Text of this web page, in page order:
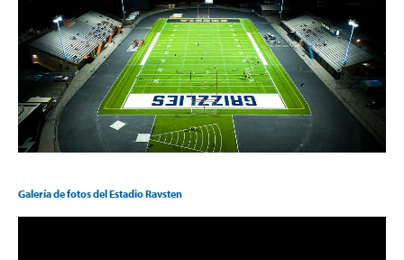
Galería de fotos del Estadio Ravsten